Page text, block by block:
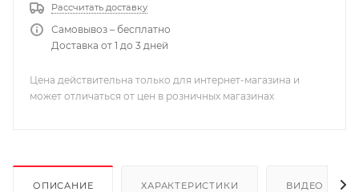
Рассчитать доставку
Самовывоз – бесплатно
Доставка от 1 до 3 дней
Цена действительна только для интернет-магазина и
может отличаться от цен в розничных магазинах
ОПИСАНИЕ ХАРАКТЕРИСТИКИ ВИДЕО